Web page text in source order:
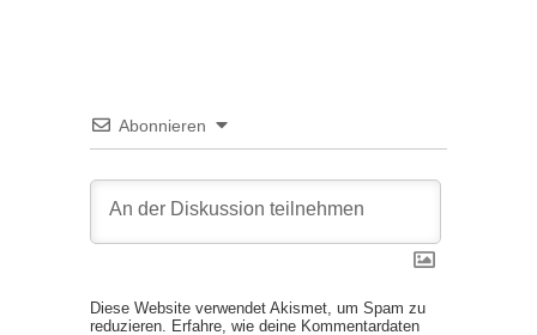
Abonnieren
Diese Website verwendet Akismet, um Spam zu
reduzieren.
Erfahre, wie deine Kommentardaten